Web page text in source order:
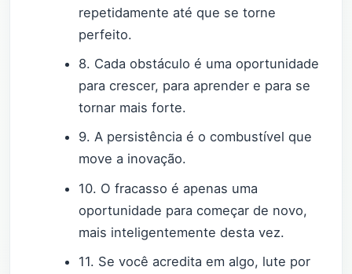
repetidamente até que se torne
perfeito.
8. Cada obstáculo é uma oportunidade
para crescer, para aprender e para se
tornar mais forte.
9. A persistência é o combustível que
move a inovação.
10. O fracasso é apenas uma
oportunidade para começar de novo,
mais inteligentemente desta vez.
11. Se você acredita em algo, lute por